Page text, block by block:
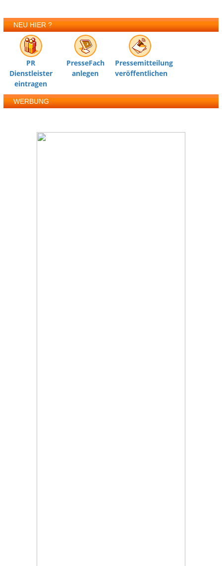
NEU HIER ?
PR
Dienstleister
eintragen
PresseFach
anlegen
Pressemitteilung
veröffentlichen
WERBUNG